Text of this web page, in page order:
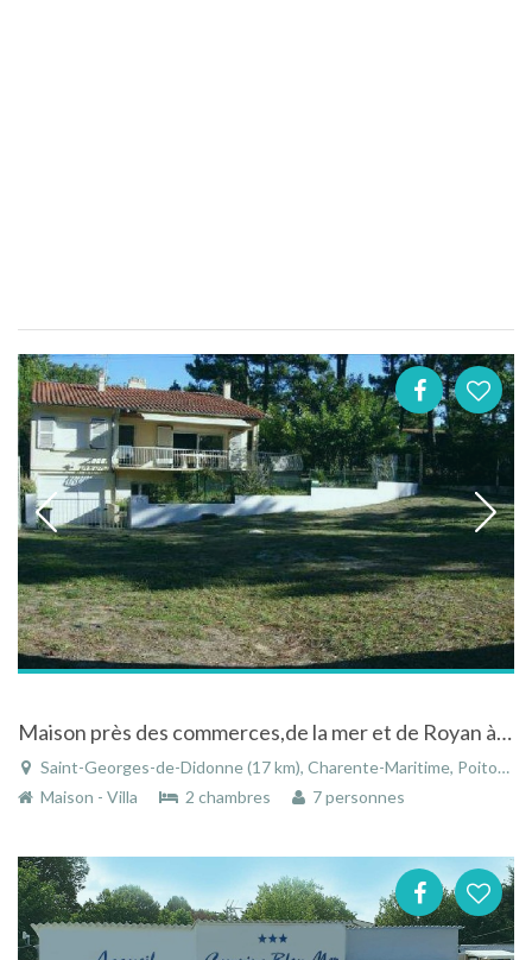
Maison près des commerces,de la mer et de Royan à Saint-Georges-de-Didonne en Charente-Maritime
Saint-Georges-de-Didonne (17 km), Charente-Maritime, Poitou-Charentes, Nouvelle-Aquitaine, France
Maison - Villa
2 chambres 7 personnes